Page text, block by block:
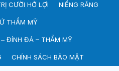
CƯỜI HỞ LỢI NIỀNG RĂNG
THẨM MỸ
– ĐÍNH ĐÁ – THẨM MỸ
CHÍNH SÁCH BẢO MẬT